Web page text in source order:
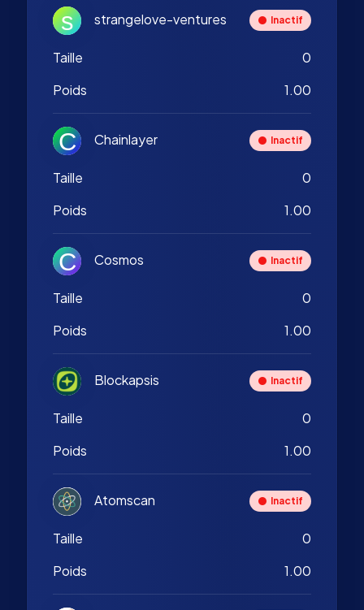
strangelove-ventures Inactif
Taille
0
Poids
1.00
Chainlayer Inactif
Taille
0
Poids
1.00
Cosmos Inactif
Taille
0
Poids
1.00
Blockapsis Inactif
Taille
0
Poids
1.00
Atomscan Inactif
Taille
0
Poids
1.00